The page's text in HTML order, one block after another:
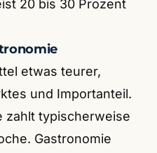
20 bis 30 Prozent
etwas teurer,
und Importanteil.
zahlt typischerweise
Gastronomie